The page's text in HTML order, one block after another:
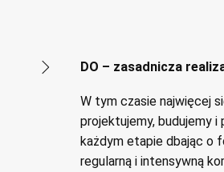
DO – zasadnicza
W tym czasie najwięcej
projektujemy, budujemy i
każdym etapie dbając o
regularną i intensywną